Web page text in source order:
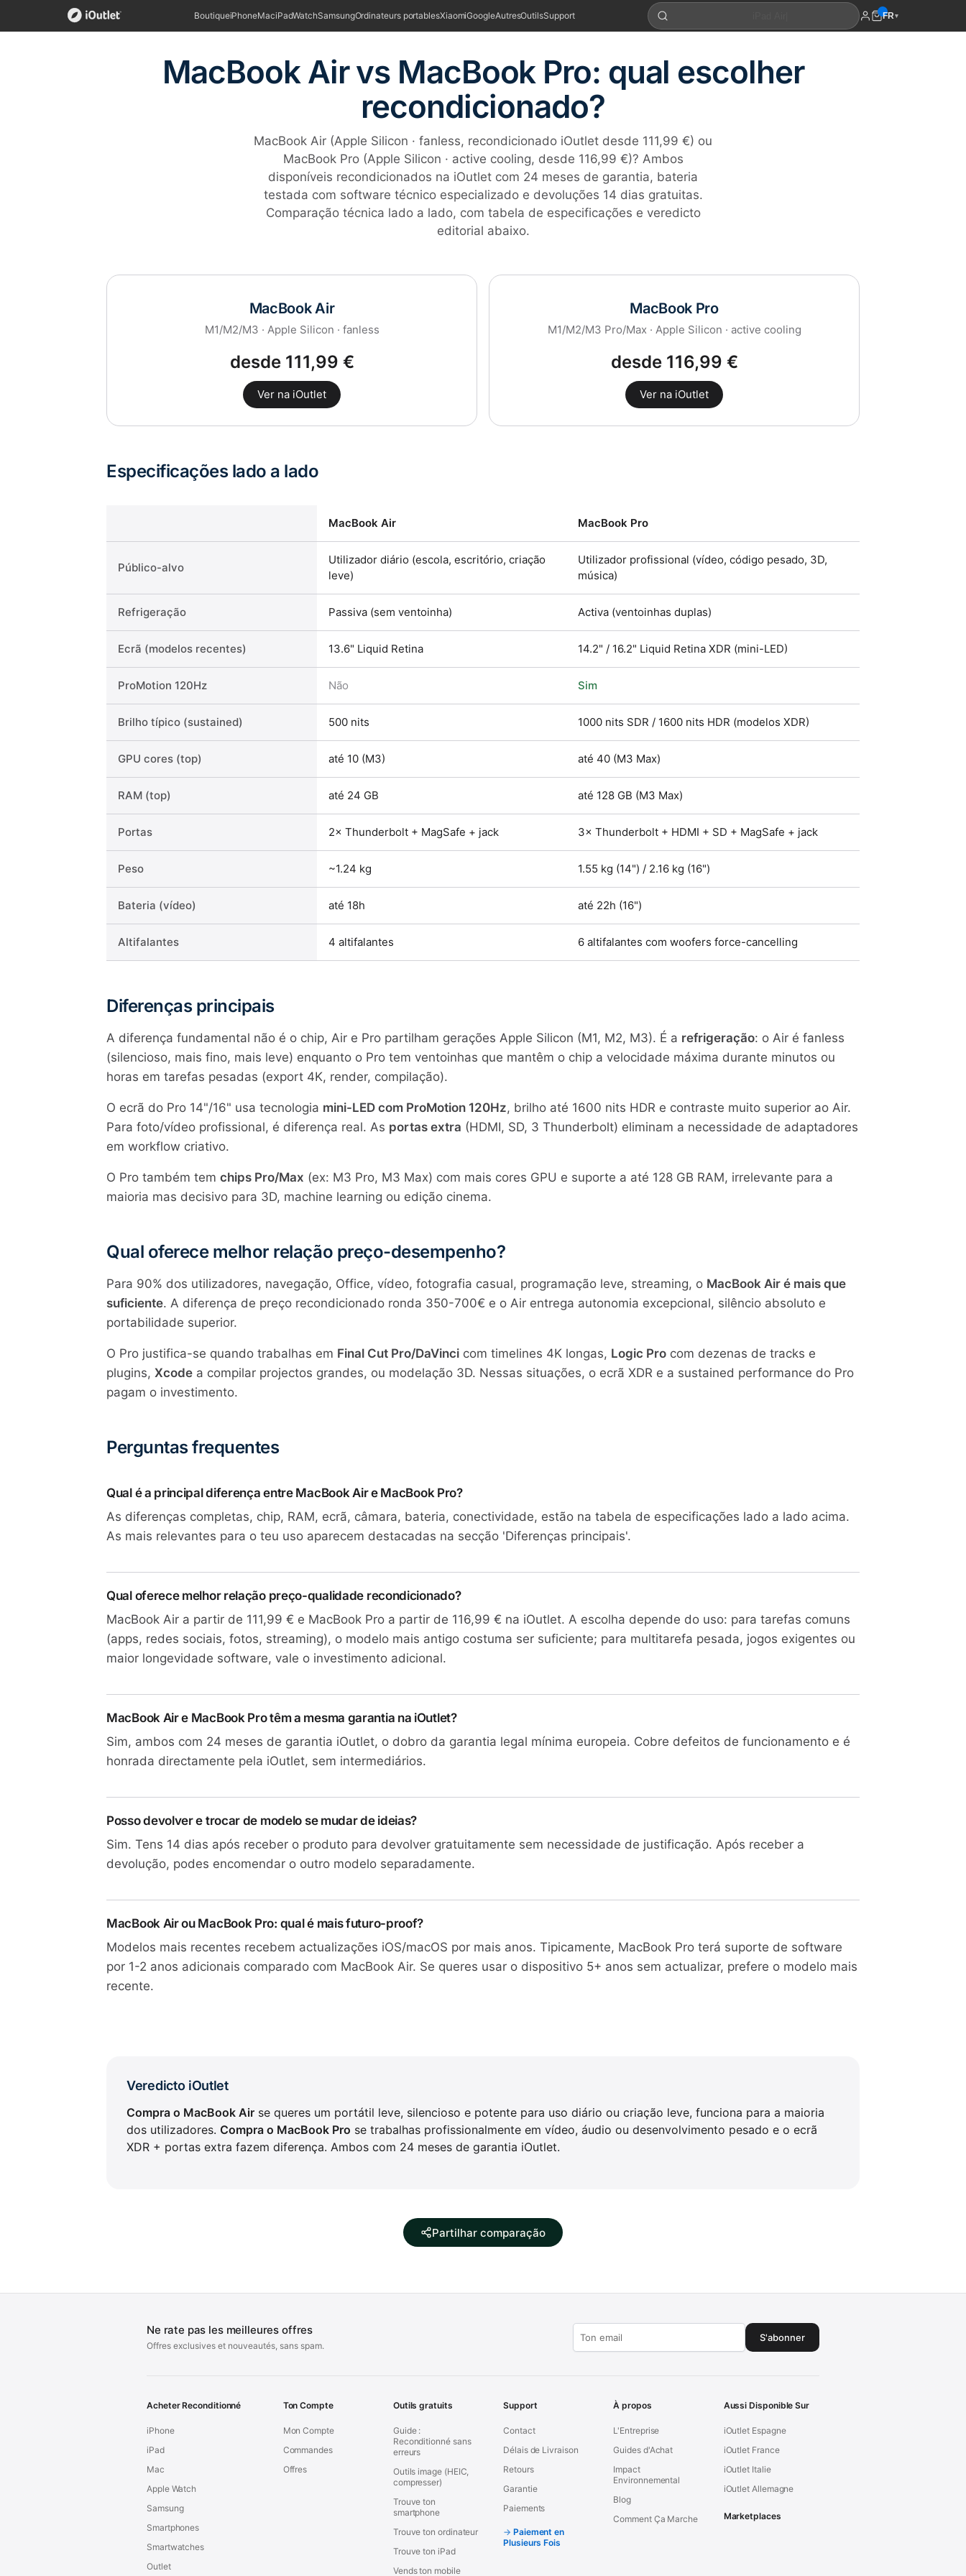
BoutiqueiPhoneMaciPadWatchSamsungOrdinateurs portablesXiaomiGoogleAutresOutilsSupport FR▾
MacBook Air vs MacBook Pro: qual escolher
recondicionado?
MacBook Air (Apple Silicon · fanless, recondicionado iOutlet desde 111,99 €) ou
MacBook Pro (Apple Silicon · active cooling, desde 116,99 €)? Ambos
disponíveis recondicionados na iOutlet com 24 meses de garantia, bateria
testada com software técnico especializado e devoluções 14 dias gratuitas.
Comparação técnica lado a lado, com tabela de especificações e veredicto
editorial abaixo.
MacBook Air
M1/M2/M3 · Apple Silicon · fanless
desde 111,99 €
Ver na iOutlet
MacBook Pro
M1/M2/M3 Pro/Max · Apple Silicon · active cooling
desde 116,99 €
Ver na iOutlet
Especificações lado a lado
MacBook Air MacBook Pro
Público-alvo
Utilizador diário (escola, escritório, criação
leve)
Utilizador profissional (vídeo, código pesado, 3D,
música)
Refrigeração Passiva (sem ventoinha) Activa (ventoinhas duplas)
Ecrã (modelos recentes) 13.6" Liquid Retina 14.2" / 16.2" Liquid Retina XDR (mini-LED)
ProMotion 120Hz Não Sim
Brilho típico (sustained) 500 nits 1000 nits SDR / 1600 nits HDR (modelos XDR)
GPU cores (top) até 10 (M3) até 40 (M3 Max)
RAM (top) até 24 GB até 128 GB (M3 Max)
Portas 2× Thunderbolt + MagSafe + jack 3× Thunderbolt + HDMI + SD + MagSafe + jack
Peso ~1.24 kg 1.55 kg (14") / 2.16 kg (16")
Bateria (vídeo) até 18h até 22h (16")
Altifalantes 4 altifalantes 6 altifalantes com woofers force-cancelling
Diferenças principais
A diferença fundamental não é o chip, Air e Pro partilham gerações Apple Silicon (M1, M2, M3). É a refrigeração: o Air é fanless
(silencioso, mais fino, mais leve) enquanto o Pro tem ventoinhas que mantêm o chip a velocidade máxima durante minutos ou
horas em tarefas pesadas (export 4K, render, compilação).
O ecrã do Pro 14"/16" usa tecnologia mini-LED com ProMotion 120Hz, brilho até 1600 nits HDR e contraste muito superior ao Air.
Para foto/vídeo profissional, é diferença real. As portas extra (HDMI, SD, 3 Thunderbolt) eliminam a necessidade de adaptadores
em workflow criativo.
O Pro também tem chips Pro/Max (ex: M3 Pro, M3 Max) com mais cores GPU e suporte a até 128 GB RAM, irrelevante para a
maioria mas decisivo para 3D, machine learning ou edição cinema.
Qual oferece melhor relação preço-desempenho?
Para 90% dos utilizadores, navegação, Office, vídeo, fotografia casual, programação leve, streaming, o MacBook Air é mais que
suficiente. A diferença de preço recondicionado ronda 350-700€ e o Air entrega autonomia excepcional, silêncio absoluto e
portabilidade superior.
O Pro justifica-se quando trabalhas em Final Cut Pro/DaVinci com timelines 4K longas, Logic Pro com dezenas de tracks e
plugins, Xcode a compilar projectos grandes, ou modelação 3D. Nessas situações, o ecrã XDR e a sustained performance do Pro
pagam o investimento.
Perguntas frequentes
Qual é a principal diferença entre MacBook Air e MacBook Pro?
As diferenças completas, chip, RAM, ecrã, câmara, bateria, conectividade, estão na tabela de especificações lado a lado acima.
As mais relevantes para o teu uso aparecem destacadas na secção 'Diferenças principais'.
Qual oferece melhor relação preço-qualidade recondicionado?
MacBook Air a partir de 111,99 € e MacBook Pro a partir de 116,99 € na iOutlet. A escolha depende do uso: para tarefas comuns
(apps, redes sociais, fotos, streaming), o modelo mais antigo costuma ser suficiente; para multitarefa pesada, jogos exigentes ou
maior longevidade software, vale o investimento adicional.
MacBook Air e MacBook Pro têm a mesma garantia na iOutlet?
Sim, ambos com 24 meses de garantia iOutlet, o dobro da garantia legal mínima europeia. Cobre defeitos de funcionamento e é
honrada directamente pela iOutlet, sem intermediários.
Posso devolver e trocar de modelo se mudar de ideias?
Sim. Tens 14 dias após receber o produto para devolver gratuitamente sem necessidade de justificação. Após receber a
devolução, podes encomendar o outro modelo separadamente.
MacBook Air ou MacBook Pro: qual é mais futuro-proof?
Modelos mais recentes recebem actualizações iOS/macOS por mais anos. Tipicamente, MacBook Pro terá suporte de software
por 1-2 anos adicionais comparado com MacBook Air. Se queres usar o dispositivo 5+ anos sem actualizar, prefere o modelo mais
recente.
Veredicto iOutlet
Compra o MacBook Air se queres um portátil leve, silencioso e potente para uso diário ou criação leve, funciona para a maioria
dos utilizadores. Compra o MacBook Pro se trabalhas profissionalmente em vídeo, áudio ou desenvolvimento pesado e o ecrã
XDR + portas extra fazem diferença. Ambos com 24 meses de garantia iOutlet.
Partilhar comparação
Ne rate pas les meilleures offres
Offres exclusives et nouveautés, sans spam.
S'abonner
Acheter Reconditionné
iPhone
iPad
Mac
Apple Watch
Samsung
Smartphones
Smartwatches
Outlet
Ton Compte
Mon Compte
Commandes
Offres
Outils gratuits
Guide :
Reconditionné sans
erreurs
Outils image (HEIC,
compresser)
Trouve ton
smartphone
Trouve ton ordinateur
Trouve ton iPad
Vends ton mobile
Support
Contact
Délais de Livraison
Retours
Garantie
Paiements
Paiement en
Plusieurs Fois
À propos
L'Entreprise
Guides d'Achat
Impact
Environnemental
Blog
Comment Ça Marche
Aussi Disponible Sur
iOutlet Espagne
iOutlet France
iOutlet Italie
iOutlet Allemagne
Marketplaces